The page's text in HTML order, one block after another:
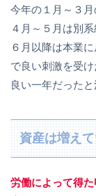
今年の１月～３月
４月～５月は別
６月以降は本業
で良い刺激を受け
良い一年だった
資産は増え
労働によって得